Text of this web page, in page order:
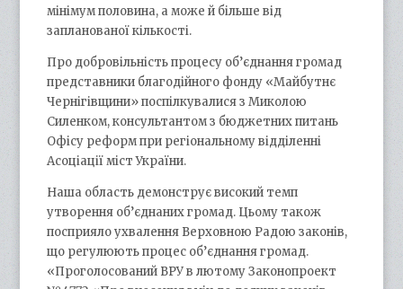
мінімум половина, а може й більше від
запланованої кількості.
Про добровільність процесу об’єднання громад
представники благодійного фонду «Майбутнє
Чернігівщини» поспілкувалися з Миколою
Силенком, консультантом з бюджетних питань
Офісу реформ при регіональному відділенні
Асоціації міст України.
Наша область демонструє високий темп
утворення об’єднаних громад. Цьому також
посприяло ухвалення Верховною Радою законів,
що регулюють процес об’єднання громад.
«Проголосований ВРУ в лютому Законопроект